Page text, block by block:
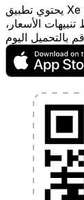
يحتوي تطبيق Xe على كل ما تحتاجه لإجراء التحويلات المالية
الأسعار،